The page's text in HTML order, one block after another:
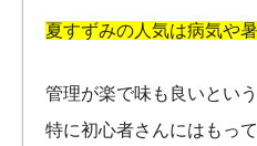
夏すずみの人気は病気や
管理が楽で味も良いという
特に初心者さんにはもっ